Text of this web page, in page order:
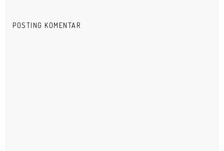
POSTING KOMENTAR